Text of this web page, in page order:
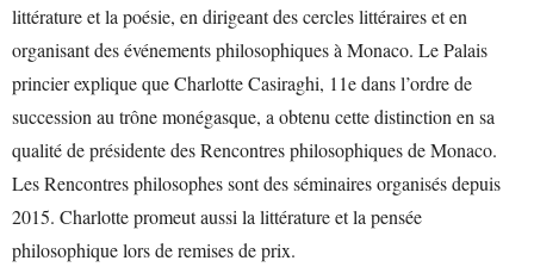
littérature et la poésie, en dirigeant des cercles littéraires et en
organisant des événements philosophiques à Monaco. Le Palais
princier explique que Charlotte Casiraghi, 11e dans l’ordre de
succession au trône monégasque, a obtenu cette distinction en sa
qualité de présidente des Rencontres philosophiques de Monaco.
Les Rencontres philosophes sont des séminaires organisés depuis
2015. Charlotte promeut aussi la littérature et la pensée
philosophique lors de remises de prix.